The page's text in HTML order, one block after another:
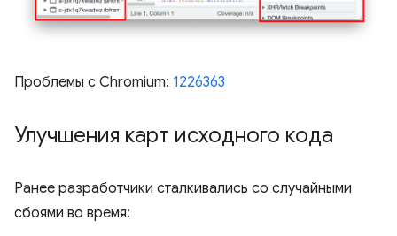
Проблемы с Chromium: 1226363
Улучшения карт исходного кода
Ранее разработчики сталкивались со случайными
сбоями во время: